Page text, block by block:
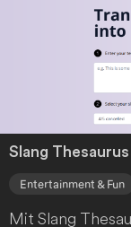
Anwendungen.
Slang Thesaurus
Entertainment & Fun
Mit Slang